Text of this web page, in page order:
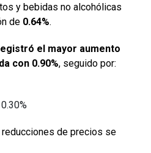
y bebidas no alcohólicas
de 0.64%.
el mayor aumento
con 0.90%, seguido por:
de precios se